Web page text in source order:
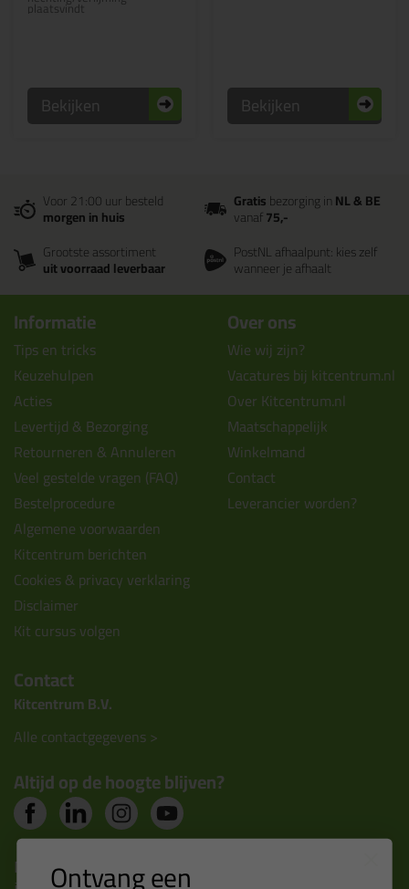
plaatsvindt
Bekijken Bekijken
Voor 21:00 uur besteld
morgen in huis
Gratisbezorging inNL & BE
vanaf75,-
Grootste assortiment
uit voorraad leverbaar
PostNL afhaalpunt: kies zelf
wanneer je afhaalt
Informatie
Tips en tricks
Keuzehulpen
Acties
Levertijd & Bezorging
Retourneren & Annuleren
Veel gestelde vragen (FAQ)
Bestelprocedure
Algemene voorwaarden
Kitcentrum berichten
Cookies & privacy verklaring
Disclaimer
Kit cursus volgen
Over ons
Wie wij zijn?
Vacatures bij kitcentrum.nl
Over Kitcentrum.nl
Maatschappelijk
Winkelmand
Contact
Leverancier worden?
Contact
Kitcentrum B.V.
Alle contactgegevens >
Altijd op de hoogte blijven?
Nieuws, tips en exclusieve deals rechtstreeks in je
Ontvang een